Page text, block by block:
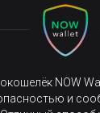
NOW
и